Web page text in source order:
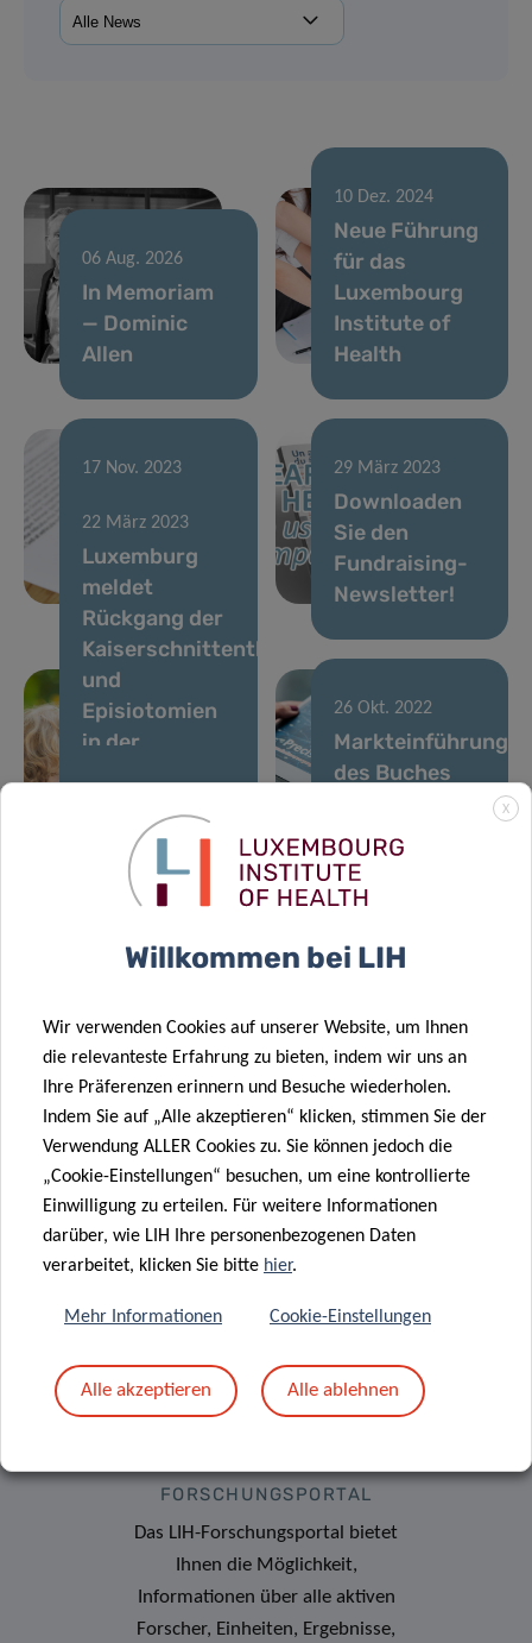
06 Aug. 2026
In Memoriam
— Dominic
Allen
10 Dez. 2024
Neue Führung
für das
Luxembourg
Institute of
Health
17 Nov. 2023
CORE-Aufruf
vorläufige
Ergebnisse
29 März 2023
Downloaden
Sie den
Fundraising-
Newsletter!
22 März 2023
Luxemburg
meldet
Rückgang der
Kaiserschnittentbindungen
und
Episiotomien
in der
Gesundheitsberichterstattung
26 Okt. 2022
Markteinführung
des Buches
Health“
Der Nationale
Forschungsfonds
Luxemburgs
Krüger von der
Transversale
Translationale
Medizin aus.
Lesen Sie den
Fundraising-
Newsletter!
FORSCHUNGSPORTAL
Das LIH-Forschungsportal bietet
Ihnen die Möglichkeit,
Informationen über alle aktiven
Forscher, Einheiten, Ergebnisse,
X
Willkommen bei LIH
Wir verwenden Cookies auf unserer Website, um Ihnen
die relevanteste Erfahrung zu bieten, indem wir uns an
Ihre Präferenzen erinnern und Besuche wiederholen.
Indem Sie auf „Alle akzeptieren“ klicken, stimmen Sie der
Verwendung ALLER Cookies zu. Sie können jedoch die
„Cookie-Einstellungen“ besuchen, um eine kontrollierte
Einwilligung zu erteilen. Für weitere Informationen
darüber, wie LIH Ihre personenbezogenen Daten
verarbeitet, klicken Sie bitte hier.
Mehr Informationen Cookie-Einstellungen
Alle akzeptieren Alle ablehnen